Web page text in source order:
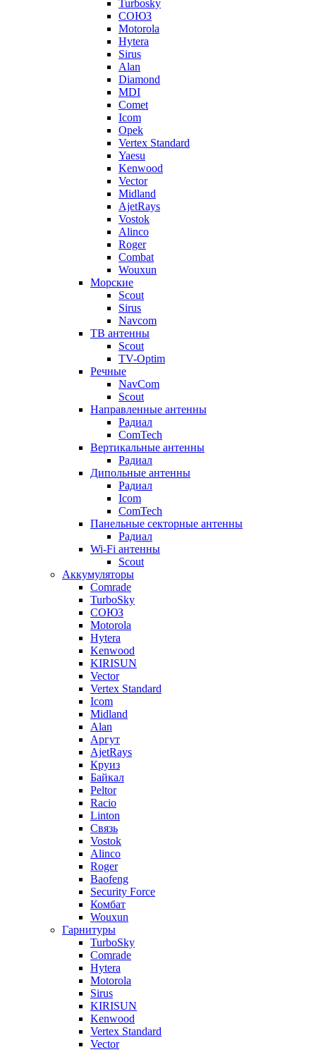
Turbosky
СОЮЗ
Motorola
Hytera
Sirus
Alan
Diamond
MDI
Comet
Icom
Opek
Vertex Standard
Yaesu
Kenwood
Vector
Midland
AjetRays
Vostok
Alinco
Roger
Combat
Wouxun
Морские
Scout
Sirus
Navcom
ТВ антенны
Scout
TV-Optim
Речные
NavCom
Scout
Направленные антенны
Радиал
ComTech
Вертикальные антенны
Радиал
Дипольные антенны
Радиал
Icom
ComTech
Панельные секторные антенны
Радиал
Wi-Fi антенны
Scout
Аккумуляторы
Comrade
TurboSky
СОЮЗ
Motorola
Hytera
Kenwood
KIRISUN
Vector
Vertex Standard
Icom
Midland
Alan
Аргут
AjetRays
Круиз
Байкал
Peltor
Racio
Linton
Связь
Vostok
Alinco
Roger
Baofeng
Security Force
Комбат
Wouxun
Гарнитуры
TurboSky
Comrade
Hytera
Motorola
Sirus
KIRISUN
Kenwood
Vertex Standard
Vector